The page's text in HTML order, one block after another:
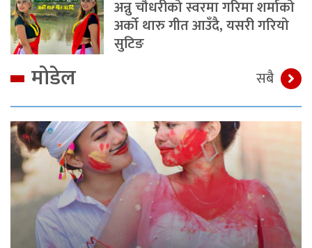
अन्नु चौधरीको स्वरमा गरिमा शर्माको
अर्को थारु गीत आउँदै, यसरी गरियो
सुटिङ
मोडेल सबै